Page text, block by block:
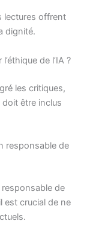
lectures offrent
dignité.
de l’IA ?
les critiques,
être inclus
responsable de
responsable de
est crucial de ne